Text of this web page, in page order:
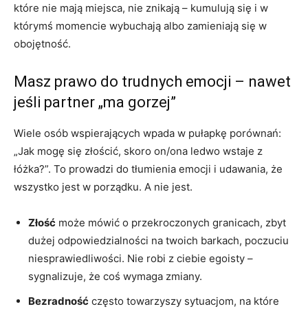
które nie mają miejsca, nie znikają – kumulują się i w
którymś momencie wybuchają albo zamieniają się w
obojętność.
Masz prawo do trudnych emocji – nawet
jeśli partner „ma gorzej”
Wiele osób wspierających wpada w pułapkę porównań:
„Jak mogę się złościć, skoro on/ona ledwo wstaje z
łóżka?”. To prowadzi do tłumienia emocji i udawania, że
wszystko jest w porządku. A nie jest.
Złość może mówić o przekroczonych granicach, zbyt
dużej odpowiedzialności na twoich barkach, poczuciu
niesprawiedliwości. Nie robi z ciebie egoisty –
sygnalizuje, że coś wymaga zmiany.
Bezradność często towarzyszy sytuacjom, na które